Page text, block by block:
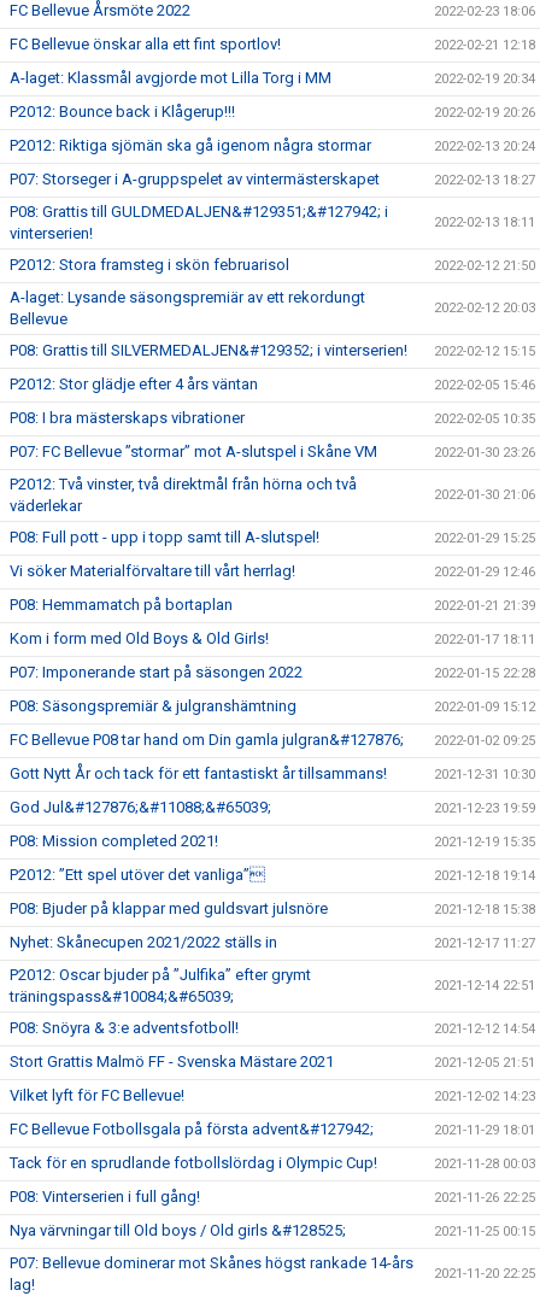
FC Bellevue Årsmöte 2022 2022-02-23 18:06
FC Bellevue önskar alla ett fint sportlov! 2022-02-21 12:18
A-laget: Klassmål avgjorde mot Lilla Torg i MM 2022-02-19 20:34
P2012: Bounce back i Klågerup!!! 2022-02-19 20:26
P2012: Riktiga sjömän ska gå igenom några stormar 2022-02-13 20:24
P07: Storseger i A-gruppspelet av vintermästerskapet 2022-02-13 18:27
P08: Grattis till GULDMEDALJEN&#129351;&#127942; i
vinterserien!
2022-02-13 18:11
P2012: Stora framsteg i skön februarisol 2022-02-12 21:50
A-laget: Lysande säsongspremiär av ett rekordungt
Bellevue
2022-02-12 20:03
P08: Grattis till SILVERMEDALJEN&#129352; i vinterserien! 2022-02-12 15:15
P2012: Stor glädje efter 4 års väntan 2022-02-05 15:46
P08: I bra mästerskaps vibrationer 2022-02-05 10:35
P07: FC Bellevue ”stormar” mot A-slutspel i Skåne VM 2022-01-30 23:26
P2012: Två vinster, två direktmål från hörna och två
väderlekar
2022-01-30 21:06
P08: Full pott - upp i topp samt till A-slutspel! 2022-01-29 15:25
Vi söker Materialförvaltare till vårt herrlag! 2022-01-29 12:46
P08: Hemmamatch på bortaplan 2022-01-21 21:39
Kom i form med Old Boys & Old Girls! 2022-01-17 18:11
P07: Imponerande start på säsongen 2022 2022-01-15 22:28
P08: Säsongspremiär & julgranshämtning 2022-01-09 15:12
FC Bellevue P08 tar hand om Din gamla julgran&#127876; 2022-01-02 09:25
Gott Nytt År och tack för ett fantastiskt år tillsammans! 2021-12-31 10:30
God Jul&#127876;&#11088;&#65039; 2021-12-23 19:59
P08: Mission completed 2021! 2021-12-19 15:35
P2012: ”Ett spel utöver det vanliga” 2021-12-18 19:14
P08: Bjuder på klappar med guldsvart julsnöre 2021-12-18 15:38
Nyhet: Skånecupen 2021/2022 ställs in 2021-12-17 11:27
P2012: Oscar bjuder på ”Julfika” efter grymt
träningspass&#10084;&#65039;
2021-12-14 22:51
P08: Snöyra & 3:e adventsfotboll! 2021-12-12 14:54
Stort Grattis Malmö FF - Svenska Mästare 2021 2021-12-05 21:51
Vilket lyft för FC Bellevue! 2021-12-02 14:23
FC Bellevue Fotbollsgala på första advent&#127942; 2021-11-29 18:01
Tack för en sprudlande fotbollslördag i Olympic Cup! 2021-11-28 00:03
P08: Vinterserien i full gång! 2021-11-26 22:25
Nya värvningar till Old boys / Old girls &#128525; 2021-11-25 00:15
P07: Bellevue dominerar mot Skånes högst rankade 14-års
lag!
2021-11-20 22:25